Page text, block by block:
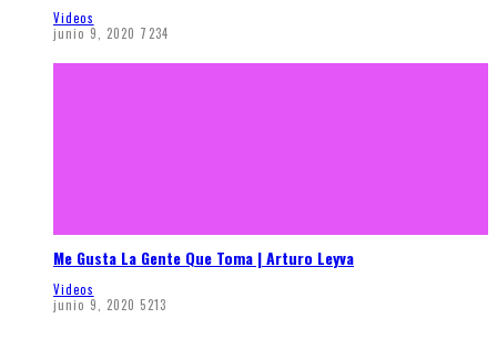
Videos
junio 9, 2020 7234
Me Gusta La Gente Que Toma | Arturo Leyva
Videos
junio 9, 2020 5213